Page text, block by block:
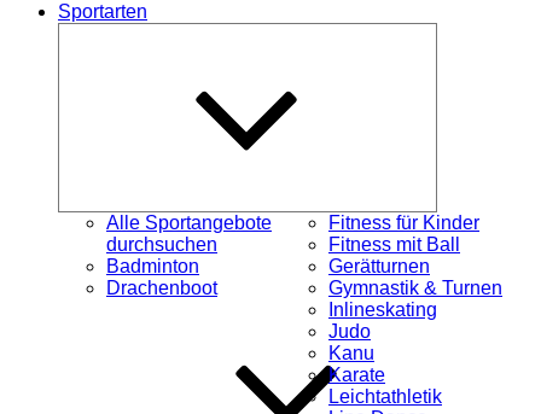
Sportarten
Alle Sportangebote
durchsuchen
Badminton
Drachenboot
Fitness für Kinder
Fitness mit Ball
Gerätturnen
Gymnastik & Turnen
Inlineskating
Judo
Kanu
Karate
Leichtathletik